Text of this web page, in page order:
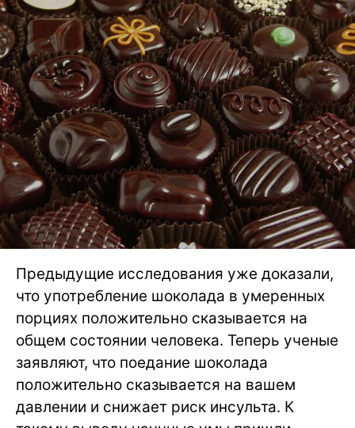
Предыдущие исследования уже доказали,
что употребление шоколада в умеренных
порциях положительно сказывается на
общем состоянии человека. Теперь ученые
заявляют, что поедание шоколада
положительно сказывается на вашем
давлении и снижает риск инсульта. К